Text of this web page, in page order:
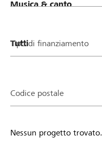
Tipo di finanziamento
Codice postale
Nessun progetto trovato.